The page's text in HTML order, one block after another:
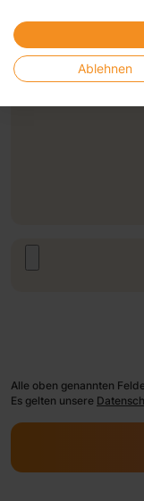
Nachricht
Alle oben genannten
Es gelten unsere
Ablehnen